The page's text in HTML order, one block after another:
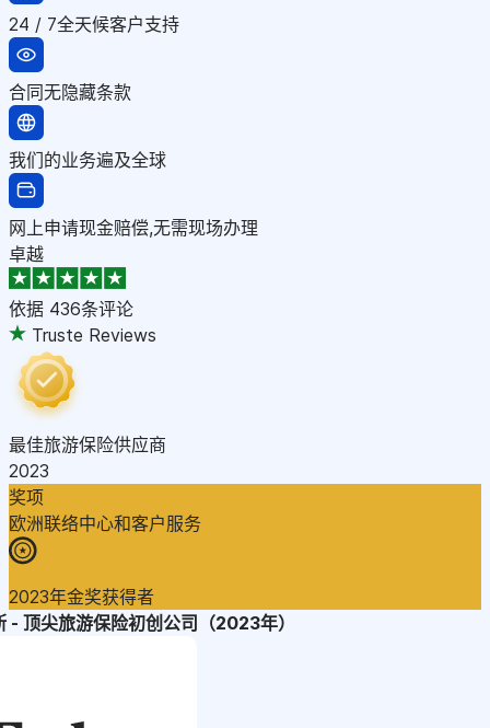
24 / 7全天候客户支持
合同无隐藏条款
我们的业务遍及全球
网上申请现金赔偿,无需现场办理
卓越
依据 436条评论
Truste Reviews
最佳旅游保险供应商
2023
奖项
欧洲联络中心和客户服务
2023年金奖获得者
- 顶尖旅游保险初创公司（2023年）